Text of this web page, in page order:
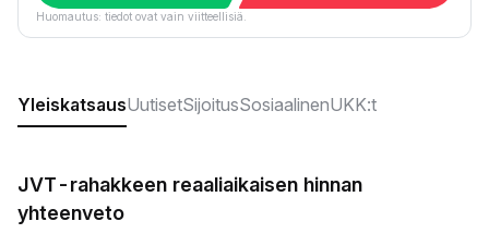
Huomautus: tiedot ovat vain viitteellisiä.
YleiskatsausUutisetSijoitusSosiaalinenUKK:t
JVT-rahakkeen reaaliaikaisen hinnan
yhteenveto